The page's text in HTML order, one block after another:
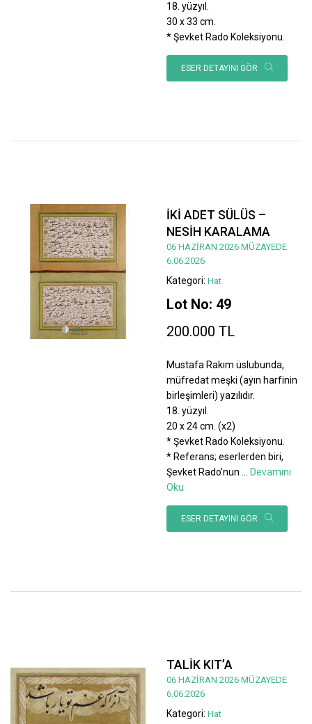
18. yüzyıl.
30 x 33 cm.
* Şevket Rado Koleksiyonu.
ESER DETAYINI GÖR
İKİ ADET SÜLÜS –
NESİH KARALAMA
06 HAZİRAN 2026 MÜZAYEDE
6.06.2026
Kategori: Hat
Lot No: 49
200.000 TL
Mustafa Rakım üslubunda,
müfredat meşki (ayın harfinin
birleşimleri) yazılıdır.
18. yüzyıl.
20 x 24 cm. (x2)
* Şevket Rado Koleksiyonu.
* Referans; eserlerden biri,
Şevket Rado’nun
Devamını
Oku
ESER DETAYINI GÖR
TALİK KIT’A
06 HAZİRAN 2026 MÜZAYEDE
6.06.2026
Kategori: Hat